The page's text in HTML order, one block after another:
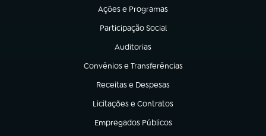
Ações e Programas
(abre em nova aba)
Participação Social
(abre em nova aba)
Auditorias
(abre em nova aba)
Convênios e Transferências
(abre em nova aba)
Receitas e Despesas
(abre em nova aba)
Licitações e Contratos
(abre em nova aba)
Empregados Públicos
(abre em nova aba)